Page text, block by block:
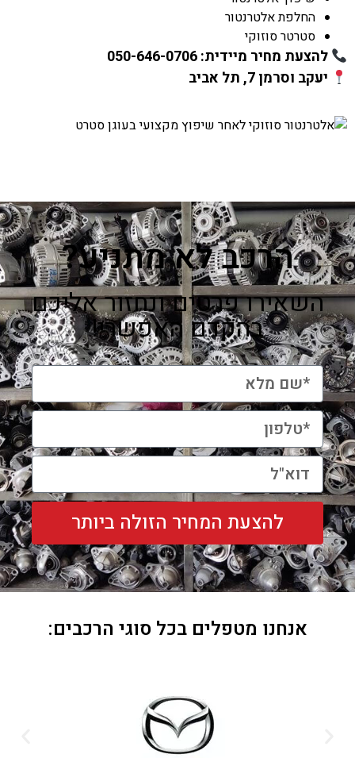
החלפת אלטרנטור
סטרטר סוזוקי
להצעת מחיר מיידית:050-646-0706
יעקב וסרמן 7, תל אביב
הרכב לא מתניע?
השאירו פרטים ונחזור אליכם
בהקדם האפשרי!
להצעת המחיר הזולה ביותר
אנחנו מטפלים בכל סוגי הרכבים: